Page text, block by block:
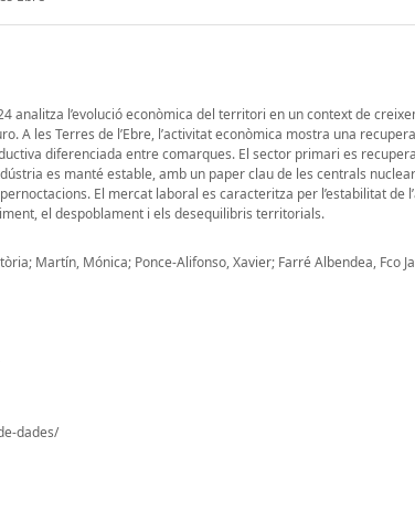
analitza l’evolució econòmica del territori en un context de
A les Terres de l’Ebre, l’activitat econòmica mostra una
diferenciada entre comarques. El sector primari es
es manté estable, amb un paper clau de les centrals
El mercat laboral es caracteritza per l’estabilitat de
el despoblament i els desequilibris territorials.
Martín, Mónica; Ponce-Alifonso, Xavier; Farré Albendea, Fco
dades/